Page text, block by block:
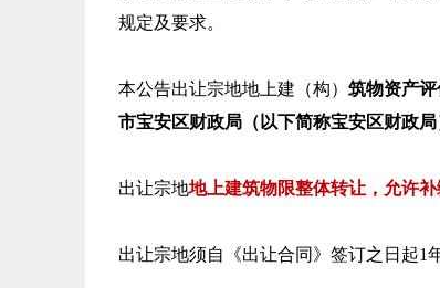
规定及要求。
本公告出让宗地地上建（构） 筑物资产评
市宝安区财政局（以下简称宝安区财政
出让宗地地上建筑物限整体转让，允许
出让宗地须自《出让合同》签订之日起1